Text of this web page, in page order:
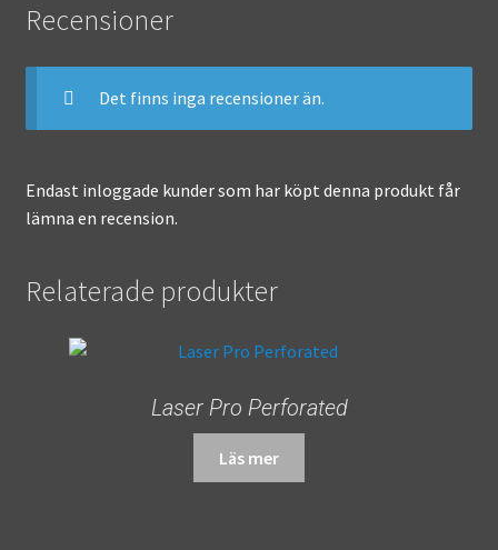
Recensioner
Det finns inga recensioner än.
Endast inloggade kunder som har köpt denna produkt får
lämna en recension.
Relaterade produkter
Laser Pro Perforated
Läs mer